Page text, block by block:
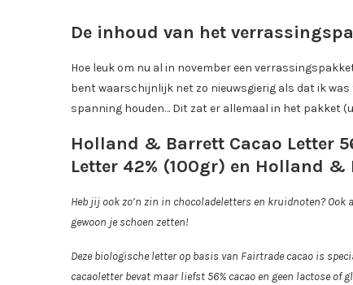
De inhoud van het
Hoe leuk om nu al in november een
bent waarschijnlijk net zo nieuwsgierig als dat ik
spanning houden… Dit zat er allemaal in het pakket
Holland & Barrett Cacao Letter
Letter 42% (100gr) en Holland &
Heb jij ook zo’n zin in chocoladeletters en kruidnoten?
gewoon je schoen zetten!
Deze biologische letter op basis van Fairtrade cacao is
cacaoletter bevat maar liefst 56% cacao en geen lactose of